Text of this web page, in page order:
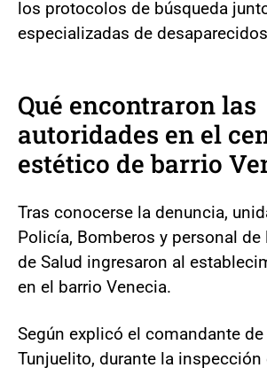
los protocolos de búsqueda
especializadas de
Qué encontraron las
autoridades en el
estético de barrio
Tras conocerse la denuncia,
Policía, Bomberos y personal de
de Salud ingresaron al
en el barrio Venecia.
Según explicó el comandante
Tunjuelito, durante la inspección